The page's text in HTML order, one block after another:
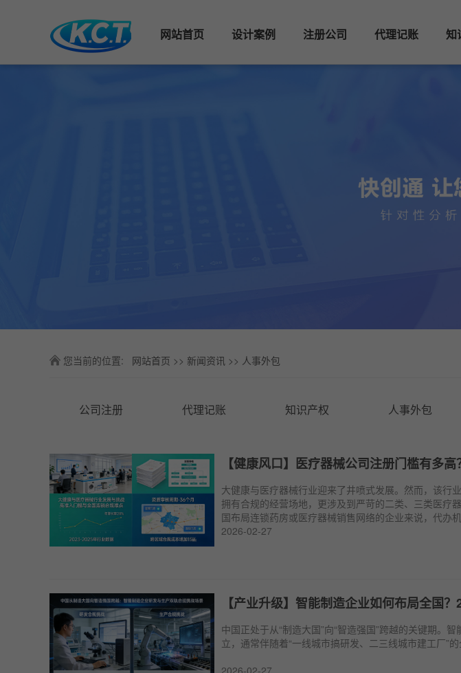
网站首页 设计案例 注册公司 代理记账 知
您当前的位置: 网站首页 >> 新闻资讯 >> 人事外包
公司注册 代理记账 知识产权 人事外包
【健康风口】医疗器械公司注册门槛有多高
大健康与医疗器械行业迎来了井喷式发展。然而，该行
拥有合规的经营场地，更涉及到严苛的二类、三类医疗
国布局连锁药房或医疗器械销售网络的企业来说，代办
批渠道成为了“生死线”。
2026-02-27
【产业升级】智能制造企业如何布局全国？
中国正处于从“制造大国”向“智造强国”跨越的关键期。
立，通常伴随着“一线城市搞研发、二三线城市建工厂”
2026-02-27